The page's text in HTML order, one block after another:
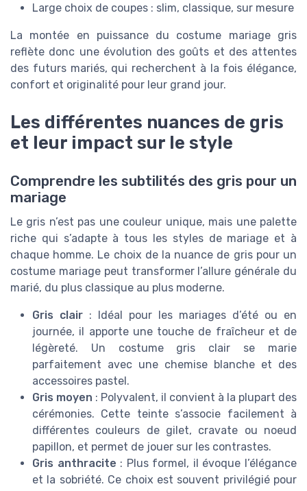
Large choix de coupes : slim, classique, sur mesure
La montée en puissance du costume mariage gris
reflète donc une évolution des goûts et des attentes
des futurs mariés, qui recherchent à la fois élégance,
confort et originalité pour leur grand jour.
Les différentes nuances de gris
et leur impact sur le style
Comprendre les subtilités des gris pour un
mariage
Le gris n’est pas une couleur unique, mais une palette
riche qui s’adapte à tous les styles de mariage et à
chaque homme. Le choix de la nuance de gris pour un
costume mariage peut transformer l’allure générale du
marié, du plus classique au plus moderne.
Gris clair : Idéal pour les mariages d’été ou en
journée, il apporte une touche de fraîcheur et de
légèreté. Un costume gris clair se marie
parfaitement avec une chemise blanche et des
accessoires pastel.
Gris moyen : Polyvalent, il convient à la plupart des
cérémonies. Cette teinte s’associe facilement à
différentes couleurs de gilet, cravate ou noeud
papillon, et permet de jouer sur les contrastes.
Gris anthracite : Plus formel, il évoque l’élégance
et la sobriété. Ce choix est souvent privilégié pour